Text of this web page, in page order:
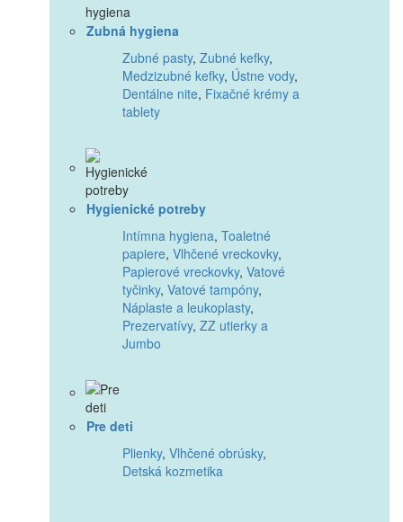
Zubná hygiena
Zubné pasty, Zubné kefky,
Medzizubné kefky, Ústne vody,
Dentálne nite, Fixačné krémy a
tablety
Hygienické potreby
Intímna hygiena, Toaletné
papiere, Vlhčené vreckovky,
Papierové vreckovky, Vatové
tyčinky, Vatové tampóny,
Náplaste a leukoplasty,
Prezervatívy, ZZ utierky a
Jumbo
Pre deti
Plienky, Vlhčené obrúsky,
Detská kozmetika